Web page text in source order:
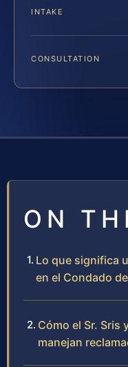
INTAKE
CONSULTATION
ON
Lo que significa
en el Condado
Cómo el Sr. Sris
manejan